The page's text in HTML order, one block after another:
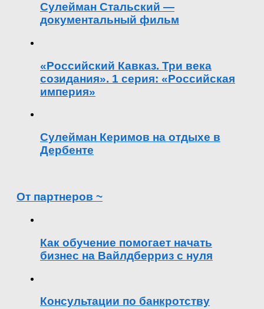
Сулейман Стальский —
документальный фильм
«Российский Кавказ. Три века
созидания». 1 серия: «Российская
империя»
Сулейман Керимов на отдыхе в
Дербенте
От партнеров ~
Как обучение помогает начать
бизнес на Вайлдберриз с нуля
Консультации по банкротству